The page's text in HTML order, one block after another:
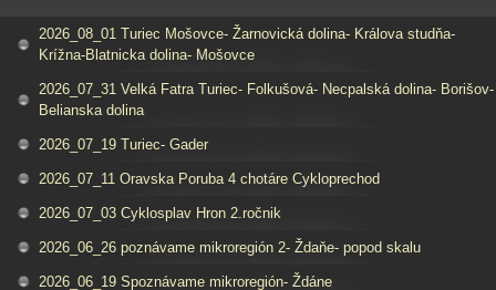
2026_08_01 Turiec Mošovce- Žarnovická dolina- Králova studňa-
Krížna-Blatnicka dolina- Mošovce
2026_07_31 Velká Fatra Turiec- Folkušová- Necpalská dolina- Borišov-
Belianska dolina
2026_07_19 Turiec- Gader
2026_07_11 Oravska Poruba 4 chotáre Cykloprechod
2026_07_03 Cyklosplav Hron 2.ročnik
2026_06_26 poznávame mikroregión 2- Ždaňe- popod skalu
2026_06_19 Spoznávame mikroregión- Ždáne